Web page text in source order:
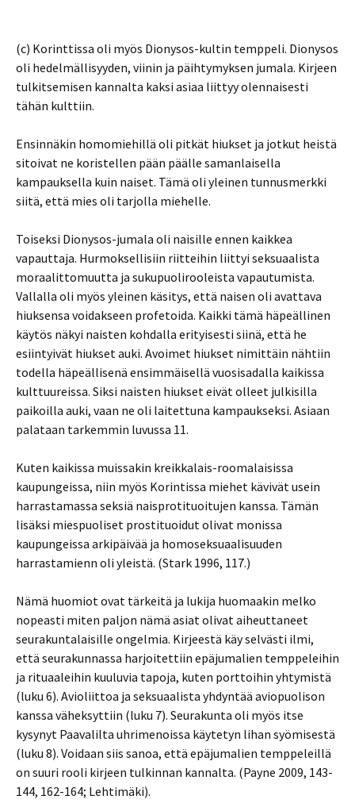
(c) Korinttissa oli myös Dionysos-kultin temppeli. Dionysos
oli hedelmällisyyden, viinin ja päihtymyksen jumala. Kirjeen
tulkitsemisen kannalta kaksi asiaa liittyy olennaisesti
tähän kulttiin.
Ensinnäkin homomiehillä oli pitkät hiukset ja jotkut heistä
sitoivat ne koristellen pään päälle samanlaisella
kampauksella kuin naiset. Tämä oli yleinen tunnusmerkki
siitä, että mies oli tarjolla miehelle.
Toiseksi Dionysos-jumala oli naisille ennen kaikkea
vapauttaja. Hurmoksellisiin riitteihin liittyi seksuaalista
moraalittomuutta ja sukupuolirooleista vapautumista.
Vallalla oli myös yleinen käsitys, että naisen oli avattava
hiuksensa voidakseen profetoida. Kaikki tämä häpeällinen
käytös näkyi naisten kohdalla erityisesti siinä, että he
esiintyivät hiukset auki. Avoimet hiukset nimittäin nähtiin
todella häpeällisenä ensimmäisellä vuosisadalla kaikissa
kulttuureissa. Siksi naisten hiukset eivät olleet julkisilla
paikoilla auki, vaan ne oli laitettuna kampaukseksi. Asiaan
palataan tarkemmin luvussa 11.
Kuten kaikissa muissakin kreikkalais-roomalaisissa
kaupungeissa, niin myös Korintissa miehet kävivät usein
harrastamassa seksiä naisprotituoitujen kanssa. Tämän
lisäksi miespuoliset prostituoidut olivat monissa
kaupungeissa arkipäivää ja homoseksuaalisuuden
harrastamienn oli yleistä. (Stark 1996, 117.)
Nämä huomiot ovat tärkeitä ja lukija huomaakin melko
nopeasti miten paljon nämä asiat olivat aiheuttaneet
seurakuntalaisille ongelmia. Kirjeestä käy selvästi ilmi,
että seurakunnassa harjoitettiin epäjumalien temppeleihin
ja rituaaleihin kuuluvia tapoja, kuten porttoihin yhtymistä
(luku 6). Avioliittoa ja seksuaalista yhdyntää aviopuolison
kanssa väheksyttiin (luku 7). Seurakunta oli myös itse
kysynyt Paavalilta uhrimenoissa käytetyn lihan syömisestä
(luku 8). Voidaan siis sanoa, että epäjumalien temppeleillä
on suuri rooli kirjeen tulkinnan kannalta. (Payne 2009, 143-
144, 162-164; Lehtimäki).